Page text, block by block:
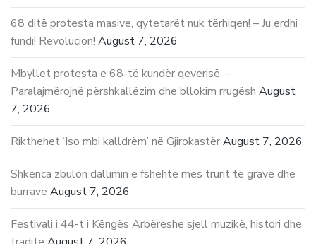
68 ditë protesta masive, qytetarët nuk tërhiqen! – Ju erdhi
fundi! Revolucion! August 7, 2026
Mbyllet protesta e 68-të kundër qeverisë. –
Paralajmërojnë përshkallëzim dhe bllokim rrugësh August
7, 2026
Rikthehet ‘Iso mbi kalldrëm’ në GjirokastërAugust 7, 2026
Shkenca zbulon dallimin e fshehtë mes trurit të grave dhe
burrave August 7, 2026
Festivali i 44-t i Këngës Arbëreshe sjell muzikë, histori dhe